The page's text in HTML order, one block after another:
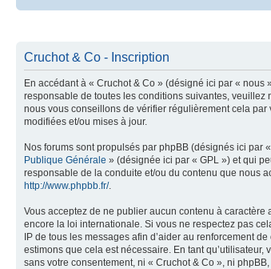
Cruchot & Co - Inscription
En accédant à « Cruchot & Co » (désigné ici par « nous
responsable de toutes les conditions suivantes, veuillez
nous vous conseillons de vérifier régulièrement cela
modifiées et/ou mises à jour.
Nos forums sont propulsés par phpBB (désignés ici par
Publique Générale » (désignée ici par « GPL ») et qui
responsable de la conduite et/ou du contenu que nous
http://www.phpbb.fr/.
Vous acceptez de ne publier aucun contenu à
encore la loi internationale. Si vous ne respectez pas
IP de tous les messages afin d’aider au renforcement
estimons que cela est nécessaire. En tant
sans votre consentement, ni « Cruchot & Co », ni